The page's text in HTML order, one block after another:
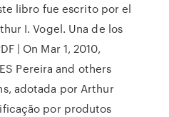
libro fue escrito por el
I. Vogel. Una de los
| On Mar 1, 2010,
Pereira and others
adotada por Arthur
por produtos